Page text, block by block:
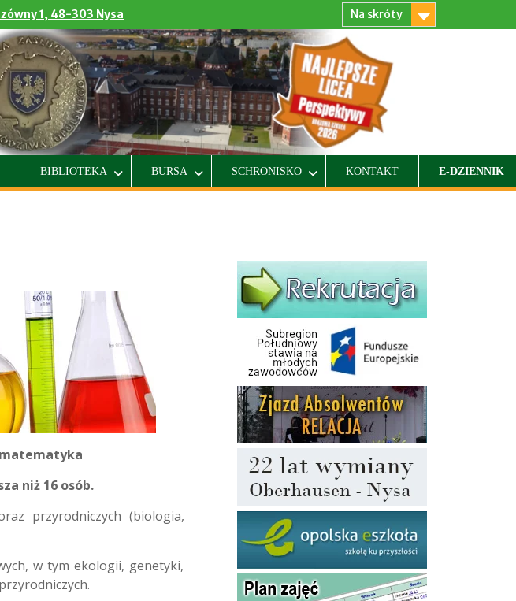
1, 48-303 Nysa Na skróty
BIBLIOTEKA BURSA SCHRONISKO KONTAKT E-DZIENNIK
niż 16 osób.
przyrodniczych (biologia,
w tym ekologii, genetyki,